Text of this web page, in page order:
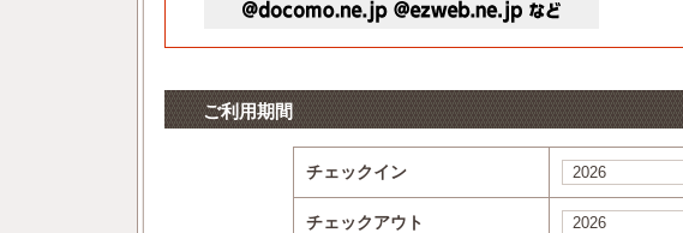
ご利用期間
チェックイン
チェックアウト